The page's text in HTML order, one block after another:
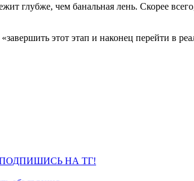
глубже, чем банальная лень. Скорее
этот этап и наконец перейти в
НА ТГ!